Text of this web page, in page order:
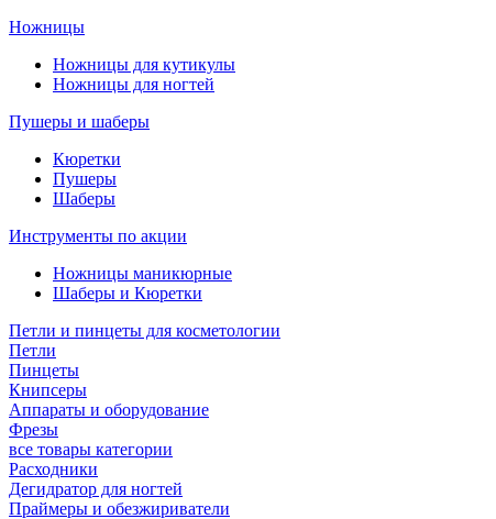
Ножницы
Ножницы для кутикулы
Ножницы для ногтей
Пушеры и шаберы
Кюретки
Пушеры
Шаберы
Инструменты по акции
Ножницы маникюрные
Шаберы и Кюретки
Петли и пинцеты для косметологии
Петли
Пинцеты
Книпсеры
Аппараты и оборудование
Фрезы
все товары категории
Расходники
Дегидратор для ногтей
Праймеры и обезжириватели